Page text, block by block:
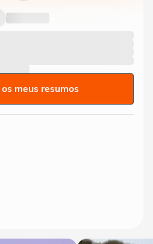
meus resumos